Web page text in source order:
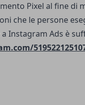
Pixel al fine di
che le persone
Instagram Ads è